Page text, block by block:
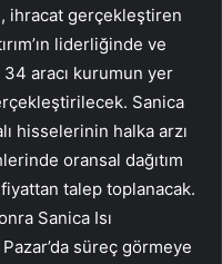
ihracat gerçekleştiren
liderliğinde ve
34 aracı kurumun yer
Sanica
hisselerinin halka arzı
oransal dağıtım
talep toplanacak.
Sanica Isı
süreç görmeye